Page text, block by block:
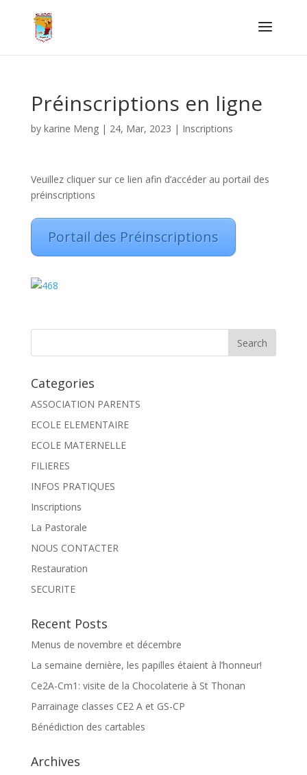
Préinscriptions en ligne
by karine Meng| 24, Mar, 2023 | Inscriptions
Veuillez cliquer sur ce lien afin d’accéder au portail des
préinscriptions
Portail des Préinscriptions
Categories
ASSOCIATION PARENTS
ECOLE ELEMENTAIRE
ECOLE MATERNELLE
FILIERES
INFOS PRATIQUES
Inscriptions
La Pastorale
NOUS CONTACTER
Restauration
SECURITE
Recent Posts
Menus de novembre et décembre
La semaine dernière, les papilles étaient à l’honneur!
Ce2A-Cm1: visite de la Chocolaterie à St Thonan
Parrainage classes CE2 A et GS-CP
Bénédiction des cartables
Archives